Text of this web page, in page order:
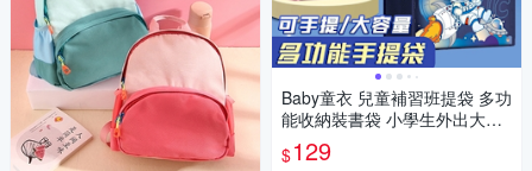
Baby童衣 兒童補習班提袋 多功
能收納裝書袋 小學生外出大容
$129